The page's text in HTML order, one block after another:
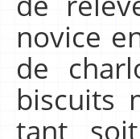
novice
de
biscuits
tant